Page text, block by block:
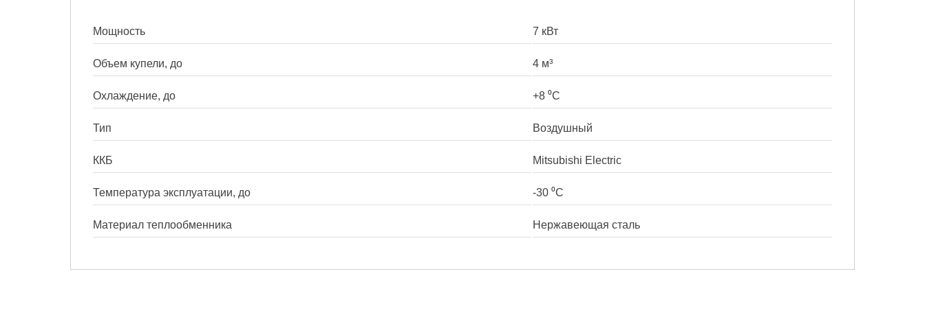
Мощность 7 кВт
Объем купели, до 4 м³
Охлаждение, до +8 ⁰С
Тип Воздушный
ККБ Mitsubishi Electric
Температура эксплуатации, до -30 ⁰С
Материал теплообменника Нержавеющая сталь